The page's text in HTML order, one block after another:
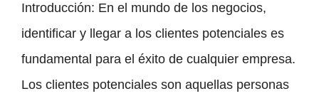
Introducción: En el mundo de los negocios,
identificar y llegar a los clientes potenciales es
fundamental para el éxito de cualquier empresa.
Los clientes potenciales son aquellas personas